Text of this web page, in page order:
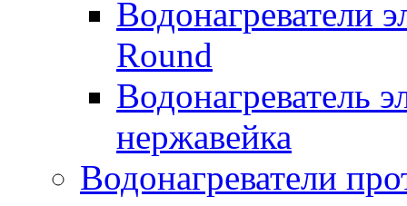
Водонагреватели
Round
Водонагреватель
нержавейка
Водонагреватели